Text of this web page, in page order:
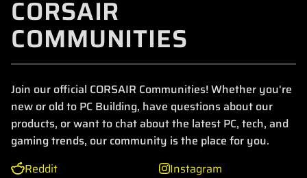
CORSAIR
COMMUNITIES
Join our official CORSAIR Communities! Whether you're
new or old to PC Building, have questions about our
products, or want to chat about the latest PC, tech, and
gaming trends, our community is the place for you.
Reddit
Instagram